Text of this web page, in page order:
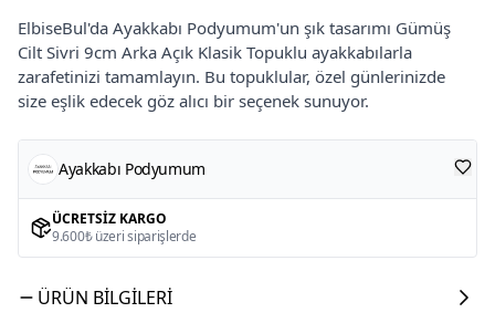
ElbiseBul'da Ayakkabı Podyumum'un şık tasarımı Gümüş
Cilt Sivri 9cm Arka Açık Klasik Topuklu ayakkabılarla
zarafetinizi tamamlayın. Bu topuklular, özel günlerinizde
size eşlik edecek göz alıcı bir seçenek sunuyor.
Ayakkabı Podyumum
ÜCRETSIZ KARGO
9.600₺ üzeri siparişlerde
ÜRÜN BILGILERI